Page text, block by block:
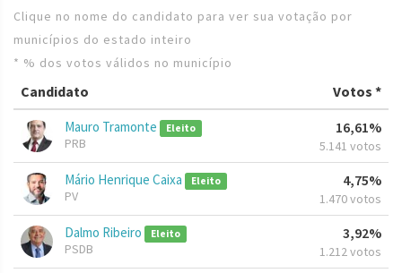
Clique no nome do candidato para ver sua votação por
municípios do estado inteiro
* % dos votos válidos no município
Candidato Votos *
Mauro Tramonte Eleito
PRB
16,61%
5.141 votos
Mário Henrique Caixa Eleito
PV
4,75%
1.470 votos
Dalmo Ribeiro Eleito
PSDB
3,92%
1.212 votos